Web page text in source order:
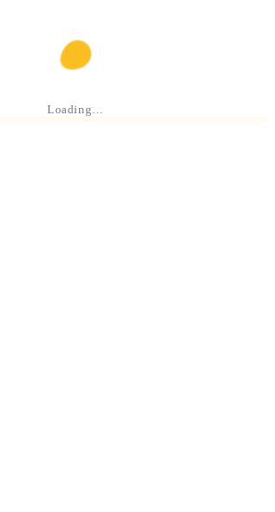
Loading…